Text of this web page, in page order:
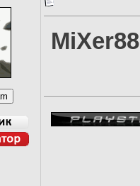
MiXer88